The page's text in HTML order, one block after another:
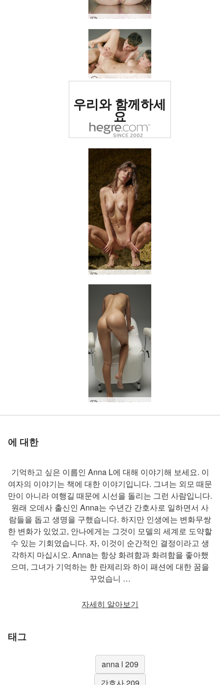
안나 엘 페티시 하네스
Anna L 영화 '내 안에 사정' 제작 과정
로 평가됨
우리와 함께하세
요
안나 엘 스터니그 센슈얼
안나 엘 누드 미인 대회안나 엘 누드 비치 뷰티안나 엘 웻 앤 와일드
안나 엘 슈퍼 섹시
세계 1위 에로틱 사이트
로 평가됨
우리와 함께하세
요
안나 엘 푸시 파워
안나 엘 핑거 핥기 굿
안나 엘 누드 참안나 엘 섹시 플렉시Anna L 독점 명시적안나 엘 레드 비키니
세계 1위 에로틱 사이트
로 평가됨
우리와 함께하세
요
안나 엘, 내가 자위하는 걸 지켜봐
안나 엘 섹시 젖음
안나 엘 숲 속의 알몸 여자
안나 L 너무 젖었어
세계 1위 에로틱 사이트
로 평가됨
우리와 함께하세
요
안나 엘 웻 티즈안나 엘의 멋진 해변 누드안나 엘, 파라다이스에서 벌거벗은 채안나 엘 누드 앤 뷰티풀
안나 엘의 각성 노출안나 엘 헤그레 속옷안나 엘 누드 피트니스 걸안나 엘 스킨 샌드 서머
안나 엘 핑크의 힘
세계 1위 에로틱 사이트
로 평가됨
우리와 함께하세
요
안나 엘 헤그레 팬티안나 엘 누드 초상화안나 엘 섹시 비치 촬영안나 엘, 내 퍼시에 손가락 두 개
안나 엘, 공공장소에서 자위행위안나 엘 & 대니, 최고의 블로우잡 촬영
세계 1위 에로틱 사이트
로 평가됨
우리와 함께하세
요
안나 엘, 누드 사진 뿌림
안나 엘 성적 건강
안나 림 너무 흥분돼안나 엘 누드 비키니 모델
세계 1위 에로틱 사이트
로 평가됨
우리와 함께하세
요
안나 엘, 섹스를 위해 옷을 입다
에 대한
기억하고 싶은 이름인 Anna L에 대해 이야기해 보세요. 이
여자의 이야기는 책에 대한 이야기입니다. 그녀는 외모 때문
만이 아니라 여행길 때문에 시선을 돌리는 그런 사람입니다.
원래 오데사 출신인 Anna는 수년간 간호사로 일하면서 사
람들을 돕고 생명을 구했습니다. 하지만 인생에는 변화무쌍
한 변화가 있었고, 안나에게는 그것이 모델의 세계로 도약할
수 있는 기회였습니다. 자, 이것이 순간적인 결정이라고 생
각하지 마십시오. Anna는 항상 화려함과 화려함을 좋아했
으며, 그녀가 기억하는 한 란제리와 하이 패션에 대한 꿈을
꾸었습니 …
자세히 알아보기
태그
anna l 209